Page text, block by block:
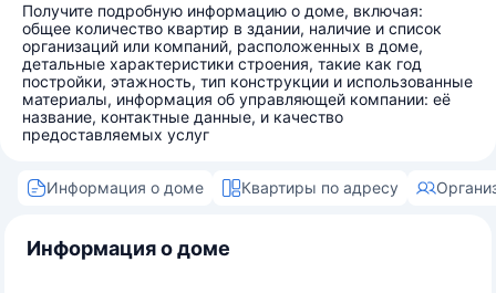
Получите подробную информацию о доме, включая:
общее количество квартир в здании, наличие и список
организаций или компаний, расположенных в доме,
детальные характеристики строения, такие как год
постройки, этажность, тип конструкции и использованные
материалы, информация об управляющей компании: её
название, контактные данные, и качество
предоставляемых услуг
Информация о доме Квартиры по адресу
Информация о доме